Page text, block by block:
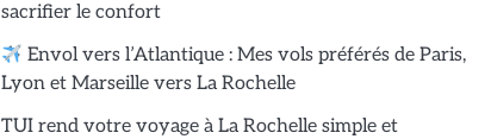
sacrifier le confort
Envol vers l’Atlantique : Mes vols préférés de Paris,
Lyon et Marseille vers La Rochelle
TUI rend votre voyage à La Rochelle simple et